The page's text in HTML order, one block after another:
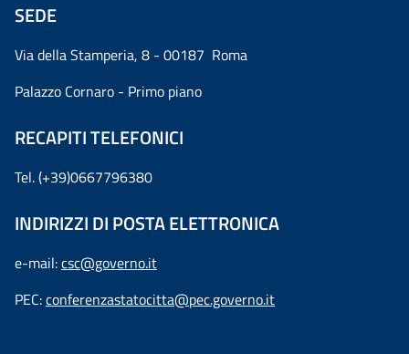
SEDE
Via della Stamperia, 8 - 00187 Roma
Palazzo Cornaro - Primo piano
RECAPITI TELEFONICI
Tel. (+39)0667796380
INDIRIZZI DI POSTA ELETTRONICA
e-mail:csc@governo.it
PEC:conferenzastatocitta@pec.governo.it